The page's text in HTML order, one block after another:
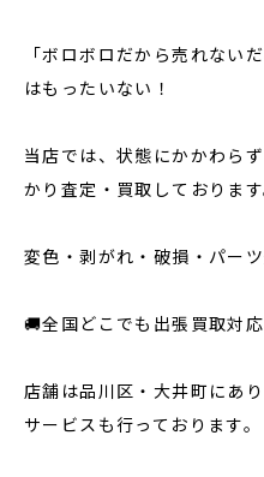
「ボロボロだから売れない
はもったいない！
当店では、状態にかかわら
かり査定・買取しております
変色・剥がれ・破損・パー
🚚全国どこでも出張買取対応
店舗は品川区・大井町にあ
サービスも行っております。